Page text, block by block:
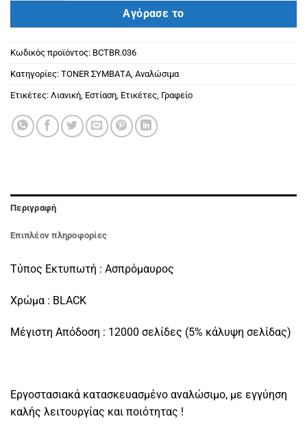
Αγόρασε το
Κωδικός προϊόντος: BCTBR.036
Κατηγορίες: ΤΟΝΕR ΣΥΜΒΑΤΑ, Αναλώσιμα
Ετικέτες: Λιανική, Εστίαση, Ετικέτες, Γραφείο
Περιγραφή
Επιπλέον πληροφορίες
Τύπος Εκτυπωτή : Ασπρόμαυρος
Χρώμα : BLACK
Μέγιστη Απόδοση : 12000 σελίδες (5% κάλυψη σελίδας)
Εργοστασιακά κατασκευασμένο αναλώσιμο, με εγγύηση
καλής λειτουργίας και ποιότητας !